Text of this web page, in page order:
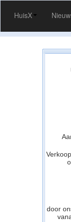
HuisX
door